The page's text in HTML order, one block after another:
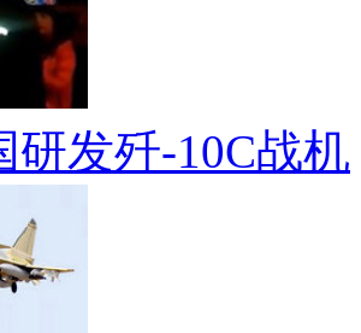
研发歼-10C战机